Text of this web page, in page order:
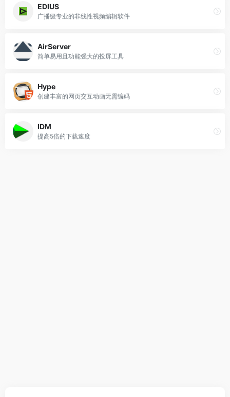
EDIUS
广播级专业的非线性视频编辑软件
AirServer
简单易用且功能强大的投屏工具
Hype
创建丰富的网页交互动画无需编码
IDM
提高5倍的下载速度